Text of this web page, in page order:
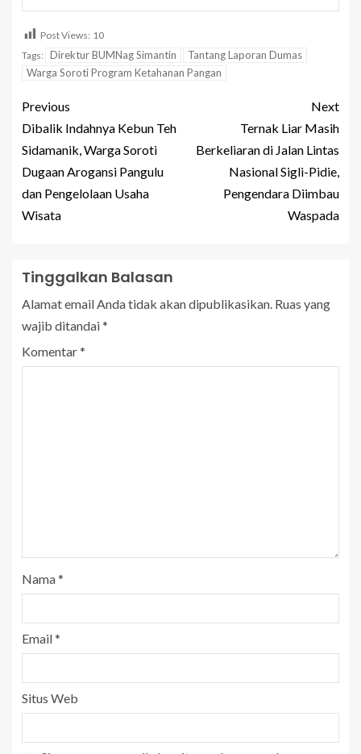
Post Views: 10
Tags: Direktur BUMNag Simantin
Tantang Laporan Dumas
Warga Soroti Program Ketahanan Pangan
Previous
Dibalik Indahnya Kebun Teh
Sidamanik, Warga Soroti
Dugaan Arogansi Pangulu
dan Pengelolaan Usaha
Wisata
Next
Ternak Liar Masih
Berkeliaran di Jalan Lintas
Nasional Sigli-Pidie,
Pengendara Diimbau
Waspada
Tinggalkan Balasan
Alamat email Anda tidak akan dipublikasikan. Ruas yang
wajib ditandai*
Komentar*
Nama*
Email*
Situs Web